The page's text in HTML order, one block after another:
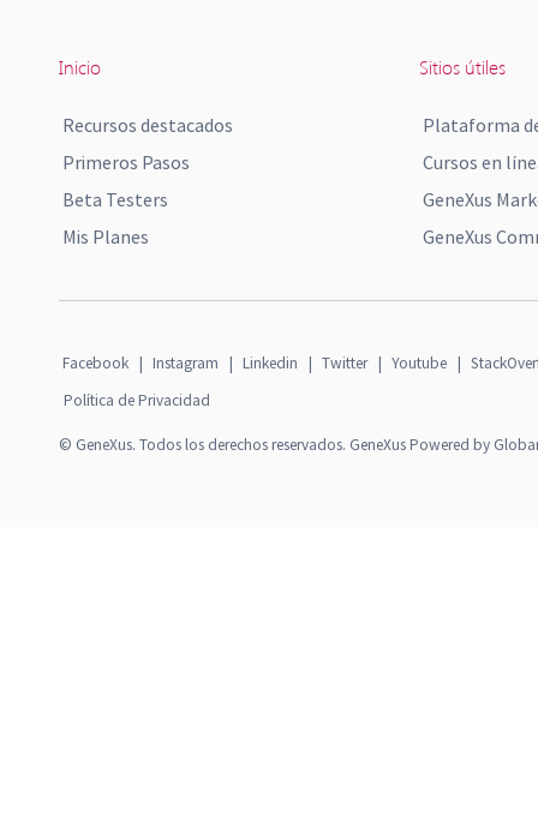
Inicio
Recursos destacados
Primeros Pasos
Beta Testers
Mis Planes
Sitios útiles
Plataforma
Cursos en
GeneXus
GeneXus
Facebook | Instagram | Linkedin | Twitter | Youtube |
Política de Privacidad
© GeneXus. Todos los derechos reservados. GeneXus Powered by